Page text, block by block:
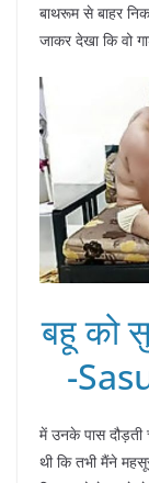
बाथरूम से बाहर
जाकर देखा कि वो
बहू को
-
में उनके पास
थी कि तभी मैंने